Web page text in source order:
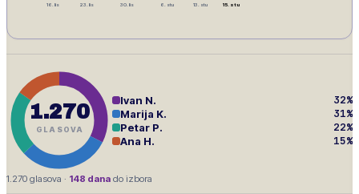
16. lis 23. lis 30. lis 6. stu 13. stu 15. stu
1.270
GLASOVA
Ivan N. 32%
Marija K. 31%
Petar P. 22%
Ana H. 15%
1.270 glasova · 148 dana do izbora